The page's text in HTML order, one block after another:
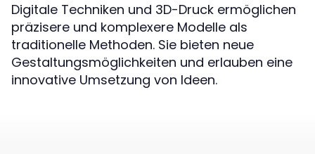
Digitale Techniken und 3D-Druck ermöglichen
präzisere und komplexere Modelle als
traditionelle Methoden. Sie bieten neue
Gestaltungsmöglichkeiten und erlauben eine
innovative Umsetzung von Ideen.